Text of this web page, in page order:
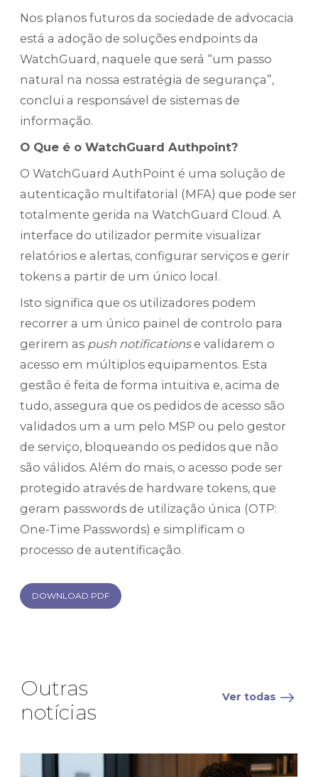
Nos planos futuros da sociedade de advocacia
está a adoção de soluções endpoints da
WatchGuard, naquele que será “um passo
natural na nossa estratégia de segurança”,
conclui a responsável de sistemas de
informação.
O Que é o WatchGuard Authpoint?
O WatchGuard AuthPoint é uma solução de
autenticação multifatorial (MFA) que pode ser
totalmente gerida na WatchGuard Cloud. A
interface do utilizador permite visualizar
relatórios e alertas, configurar serviços e gerir
tokens a partir de um único local.
Isto significa que os utilizadores podem
recorrer a um único painel de controlo para
gerirem as push notificationse validarem o
acesso em múltiplos equipamentos. Esta
gestão é feita de forma intuitiva e, acima de
tudo, assegura que os pedidos de acesso são
validados um a um pelo MSP ou pelo gestor
de serviço, bloqueando os pedidos que não
são válidos. Além do mais, o acesso pode ser
protegido através de hardware tokens, que
geram passwords de utilização única (OTP:
One-Time Passwords) e simplificam o
processo de autentificação.
DOWNLOAD PDF
Outras
notícias
Ver todas